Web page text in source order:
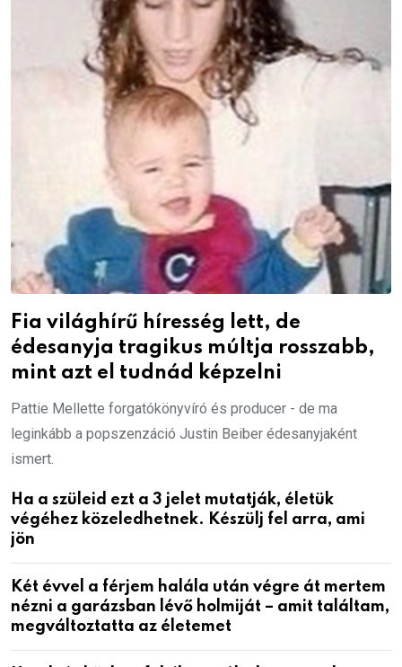
Fia világhírű híresség lett, de
édesanyja tragikus múltja rosszabb,
mint azt el tudnád képzelni
Pattie Mellette forgatókönyvíró és producer - de ma
leginkább a popszenzáció Justin Beiber édesanyjaként
ismert.
Ha a szüleid ezt a 3 jelet mutatják, életük
végéhez közeledhetnek. Készülj fel arra, ami
jön
Két évvel a férjem halála után végre át mertem
nézni a garázsban lévő holmiját – amit találtam,
megváltoztatta az életemet